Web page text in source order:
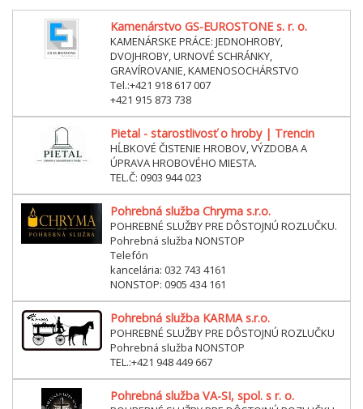
Kamenárstvo GS-EUROSTONE s. r. o.
KAMENÁRSKE PRÁCE: JEDNOHROBY,
DVOJHROBY, URNOVÉ SCHRÁNKY,
GRAVÍROVANIE, KAMENOSOCHÁRSTVO
Tel.:+421 918 617 007
+421 915 873 738
Pietal - starostlivosť o hroby | Trencin
HĹBKOVÉ ČISTENIE HROBOV, VÝZDOBA A
ÚPRAVA HROBOVÉHO MIESTA.
TEL.Č: 0903 944 023
Pohrebná služba Chryma s.r.o.
POHREBNÉ SLUŽBY PRE DÔSTOJNÚ ROZLUČKU.
Pohrebná služba NONSTOP
Telefón
kancelária: 032 743 4161
NONSTOP: 0905 434 161
Pohrebná služba KARMA s.r.o.
POHREBNÉ SLUŽBY PRE DÔSTOJNÚ ROZLUČKU
Pohrebná služba NONSTOP
TEL.:+421 948 449 667
Pohrebná služba VA-SI, spol. s r. o.